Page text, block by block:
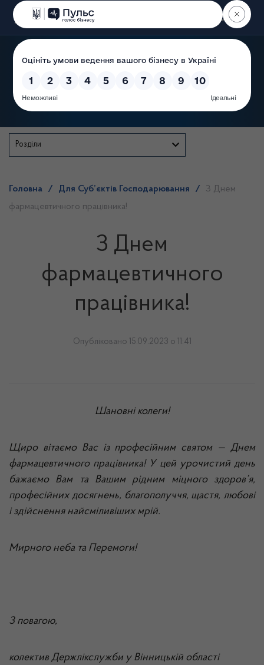
Пошук
Розділи
Головна / Для Суб’єктів Господарювання /
З Днем
фармацевтичного працівника!
З Днем
фармацевтичного
працівника!
Опубліковано 15.09.2023 о 11:41
Шановні колеги!
Щиро вітаємо Вас із професійним святом — Днем
фармацевтичного працівника! У цей урочистий день
бажаємо Вам та Вашим рідним міцного здоров’я,
професійних досягнень, благополуччя, щастя, любові
і здійснення найсміливіших мрій.
Мирного неба та Перемоги!
З повагою,
колектив Держлікслужби у Вінницькій області